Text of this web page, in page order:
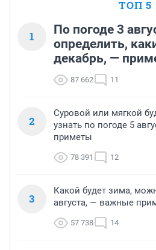
ТОП 5
1
По погоде 3
определить,
декабрь, —
87 662 11
2
Суровой или мягкой
узнать по погоде 5
приметы
78 391 12
3
Какой будет зима,
августа, — важные
57 738 14